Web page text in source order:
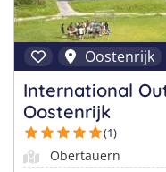
Oostenrijk
International
Oostenrijk
(1)
Obertauern